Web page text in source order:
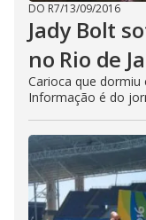
DO R7/13/09/2016
Jady Bolt
no Rio de
Carioca que
Informação é do